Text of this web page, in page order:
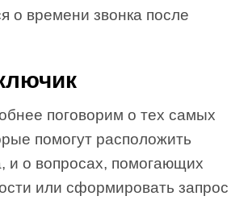
о времени звонка после
поговорим о тех самых
помогут расположить
и о вопросах, помогающих
или сформировать запрос